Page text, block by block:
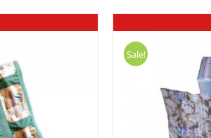
Sale!